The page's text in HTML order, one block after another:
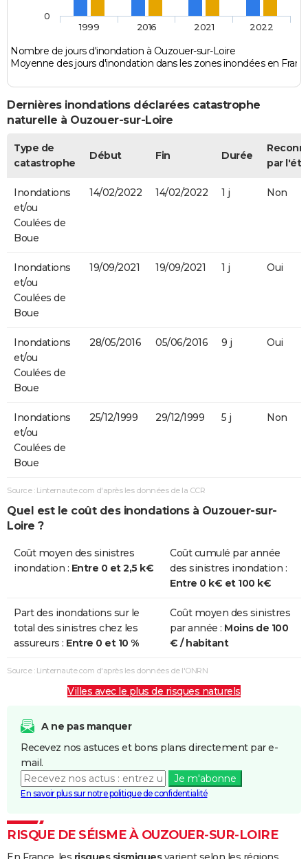
Nombre de jours d'inondation à Ouzouer-sur-Loire
Moyenne des jours d'inondation dans les zones inondées en
1999 2016 2021 2022
0
Dernières inondations déclarées catastrophe
naturelle à Ouzouer-sur-Loire
Type de
catastrophe
Début Fin Durée
par
Inondations
et/ou
Coulées de
Boue
14/02/2022 14/02/2022 1 j Non
Inondations
et/ou
Coulées de
Boue
19/09/2021 19/09/2021 1 j Oui
Inondations
et/ou
Coulées de
Boue
28/05/2016 05/06/2016 9 j Oui
Inondations
et/ou
Coulées de
Boue
25/12/1999 29/12/1999 5 j Non
Source : Linternaute.com d'après les données de la CCR
Quel est le coût des inondations à Ouzouer-sur-
Loire ?
Coût moyen des sinistres
inondation : Entre 0 et 2,5 k€
Coût cumulé par année
des sinistres inondation :
Entre 0 k€ et 100 k€
Part des inondations sur le
total des sinistres chez les
assureurs : Entre 0 et 10 %
Coût moyen des sinistres
par année : Moins de 100
€ / habitant
Source : Linternaute.com d'après les données de l'ONRN
Villes avec le plus de risques naturels
A ne pas manquer
Recevez nos astuces et bons plans directement par e-
mail.
Je m'abonne
En savoir plus sur notre politique de confidentialité
RISQUE DE SÉISME À OUZOUER-SUR-LOIRE